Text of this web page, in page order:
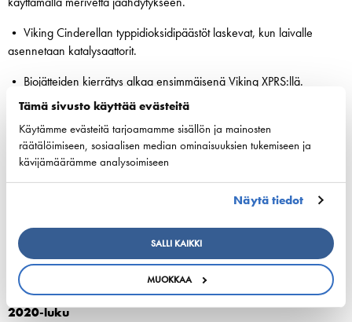
Tämä sivusto käyttää evästeitä
Käytämme evästeitä tarjoamamme sisällön ja mainosten
räätälöimiseen, sosiaalisen median ominaisuuksien tukemiseen ja
kävijämäärämme analysoimiseen
Näytä tiedot
SALLI KAIKKI
MUOKKAA
• Viking Cinderellan typpidioksidipäästöt laskevat, kun laivalle
asennetaan katalysaattorit.
• Biojätteiden kierrätys alkaa ensimmäisenä Viking XPRS:llä.
2010-luku
• Uusi Viking Grace käyttää polttoaineenaan täysin rikitöntä
nesteytettyä maakaasua. Ilmastoviisas alus vähentää 85 %
typpipäästöjä ja 15 % kasvihuonepäästöjä öljyä käyttävään laivaan
verrattuna. LNG:llä hiukkaspäästöjä ei synny käytännössä lainkaan.
• Viking Gracella testataan roottoripurjetta, jolloin siitä tulee
maailman ensimmäinen sekä LNG:tä että tuulivoimaa käyttävä
hybridialus. Alukselle asennetaan energiankierrätysjärjestelmä, joka
muuttaa ylijäämälämmön sähköksi.
2020-luku